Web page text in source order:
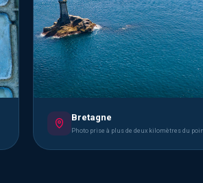
Bretagne
Photo prise à plus de deux kilomètres du